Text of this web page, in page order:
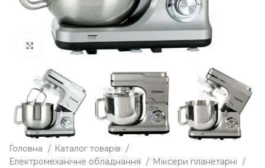
Клацніть, щоб збільшити
Головна
Каталог товарів
Електромеханічне обладнання
Міксери планетарні